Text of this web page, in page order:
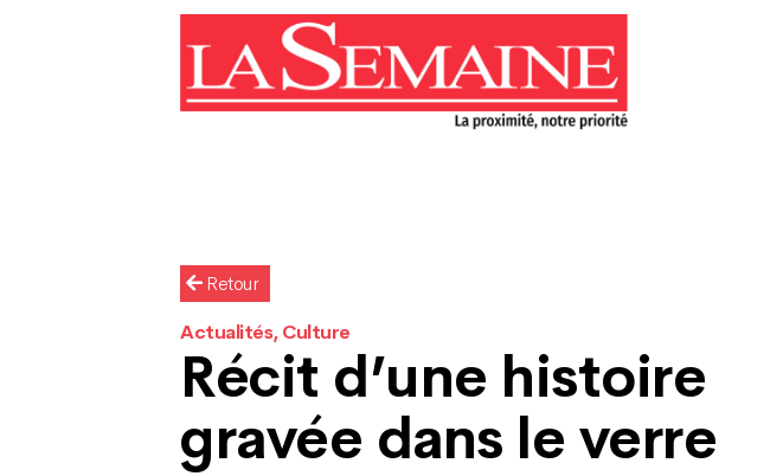
Retour
Actualités, Culture
Récit d’une histoire
gravée dans le verre